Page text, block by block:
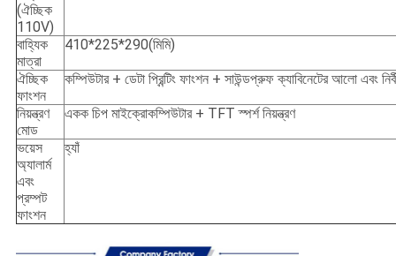
(ঐচ্ছিক
110V)
বাহ্যিক
মাত্রা
410*225*290(মিমি)
ঐচ্ছিক
ফাংশন
কম্পিউটার + ডেটা প্রিন্টিং ফাংশন + সাউন্ডপ্রুফ ক্যাবিনেটের আলো এবং
নিয়ন্ত্রণ
মোড
একক চিপ মাইক্রোকম্পিউটার + TFT স্পর্শ নিয়ন্ত্রণ
ভয়েস
অ্যালার্ম
এবং
প্রম্পট
ফাংশন
হ্যাঁ